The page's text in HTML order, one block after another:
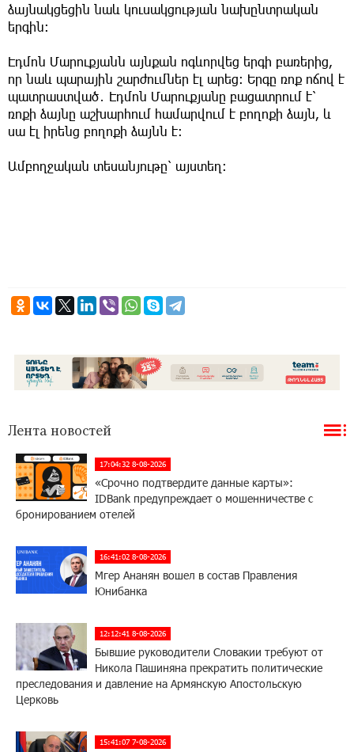
ձայնակցեցին նաև կուսակցության նախընտրական
երգին։
Էդմոն Մարուքյանն այնքան ոգևորվեց երգի բառերից,
որ նաև պարային շարժումներ էլ արեց։ Երգը ռոք ոճով է
պատրաստված․ Էդմոն Մարուքյանը բացատրում է՝
ռոքի ձայնը աշխարհում համարվում է բողոքի ձայն, և
սա էլ իրենց բողոքի ձայնն է։
Ամբողջական տեսանյութը՝ այստեղ։
Лента новостей
17:04:32 8-08-2026
«Срочно подтвердите данные карты»:
IDBank предупреждает о мошенничестве с
бронированием отелей
16:41:02 8-08-2026
Мгер Ананян вошел в состав Правления
Юнибанка
12:12:41 8-08-2026
Бывшие руководители Словакии требуют от
Никола Пашиняна прекратить политические
преследования и давление на Армянскую Апостольскую
Церковь
15:41:07 7-08-2026